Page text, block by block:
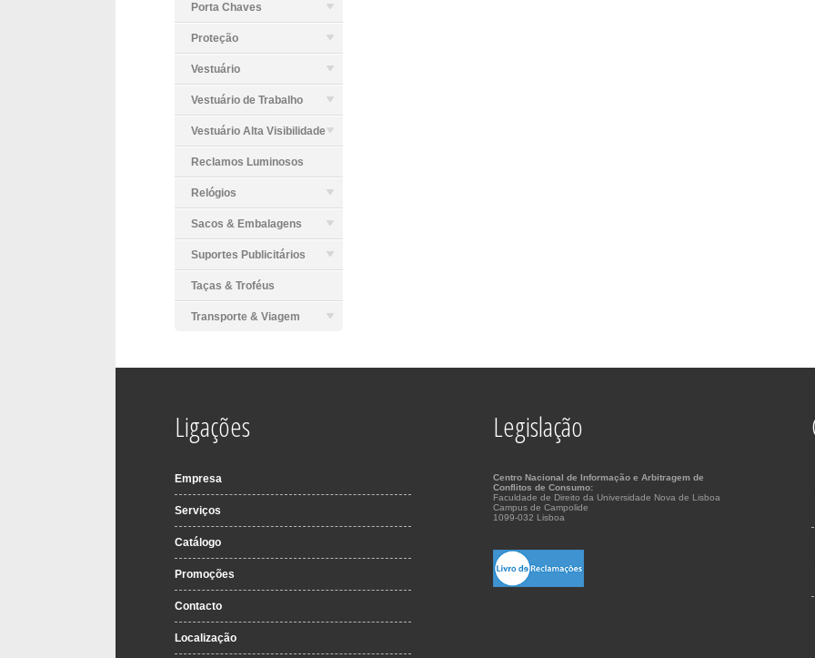
Porta Chaves
Proteção
Vestuário
Vestuário de Trabalho
Vestuário Alta Visibilidade
Reclamos Luminosos
Relógios
Sacos & Embalagens
Suportes Publicitários
Taças & Troféus
Transporte & Viagem
Ligações
Empresa
Serviços
Catálogo
Promoções
Contacto
Localização
Legislação
Centro Nacional de Informação e Arbitragem de
Conflitos de Consumo:
Faculdade de Direito da Universidade Nova de Lisboa
Campus de Campolide
1099-032 Lisboa